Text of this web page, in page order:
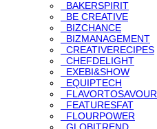
BAKERSPIRIT
BE CREATIVE
BIZCHANCE
BIZMANAGEMENT
CREATIVERECIPES
CHEFDELIGHT
EXEBI&SHOW
EQUIPTECH
FLAVORTOSAVOUR
FEATURESFAT
FLOURPOWER
GLOBITREND